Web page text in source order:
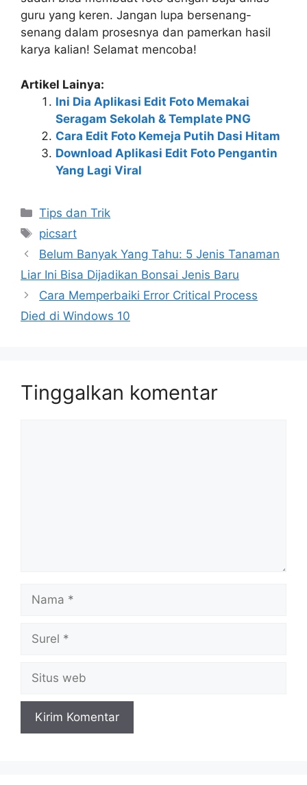
guru yang keren. Jangan lupa bersenang-
senang dalam prosesnya dan pamerkan hasil
karya kalian! Selamat mencoba!
Artikel Lainya:
Ini Dia Aplikasi Edit Foto Memakai
Seragam Sekolah & Template PNG
Cara Edit Foto Kemeja Putih Dasi Hitam
Download Aplikasi Edit Foto Pengantin
Yang Lagi Viral
Kategori
Tips dan Trik
Tag
picsart
Belum Banyak Yang Tahu: 5 Jenis Tanaman
Liar Ini Bisa Dijadikan Bonsai Jenis Baru
Cara Memperbaiki Error Critical Process
Died di Windows 10
Tinggalkan komentar
web